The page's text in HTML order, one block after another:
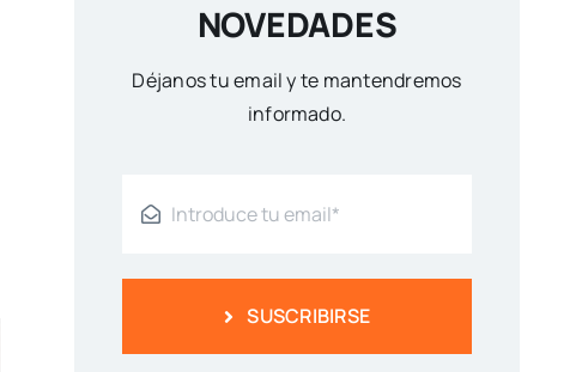
NOVEDADES
Déjanos tu email y te mantendremos
informado.
SUSCRIBIRSE